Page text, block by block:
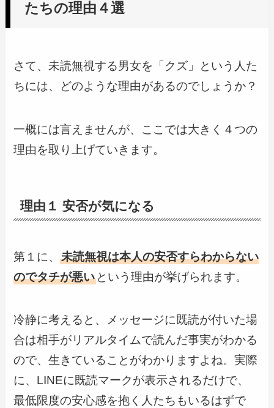
たちの理由４選
さて、未読無視する男女を「クズ」という人た
ちには、どのような理由があるのでしょうか？
一概には言えませんが、ここでは大きく４つの
理由を取り上げていきます。
理由１ 安否が気になる
第１に、未読無視は本人の安否すらわからない
のでタチが悪い という理由が挙げられます。
冷静に考えると、メッセージに既読が付いた場
合は相手がリアルタイムで読んだ事実がわかる
ので、生きていることがわかりますよね。実際
に、LINEに既読マークが表示されるだけで、
最低限度の安心感を抱く人たちもいるはずで